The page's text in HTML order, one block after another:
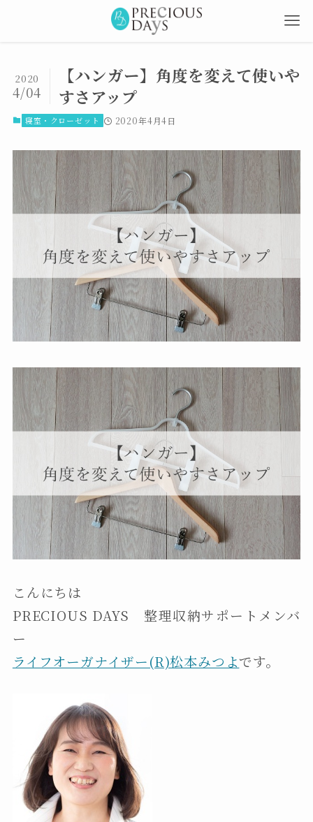
【ハンガー】角度を変えて使いや
すさアップ
2020
4/04
寝室・クローゼット 2020年4月4日
こんにちは
PRECIOUS DAYS 整理収納サポートメンバ
ー
ライフオーガナイザー(R)松本みつよです。